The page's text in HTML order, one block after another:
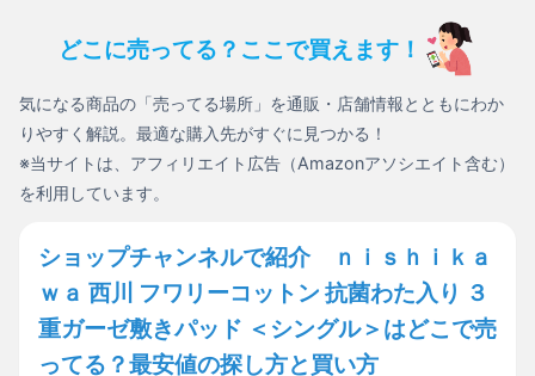
どこに売ってる？ここで買えます！
気になる商品の「売ってる場所」を通販・店舗情報とともにわか
りやすく解説。最適な購入先がすぐに見つかる！
※当サイトは、アフィリエイト広告（Amazonアソシエイト含む）
を利用しています。
ショップチャンネルで紹介 ｎｉｓｈｉｋａ
ｗａ 西川 フワリーコットン 抗菌わた入り ３
重ガーゼ敷きパッド ＜シングル＞はどこで売
ってる？最安値の探し方と買い方